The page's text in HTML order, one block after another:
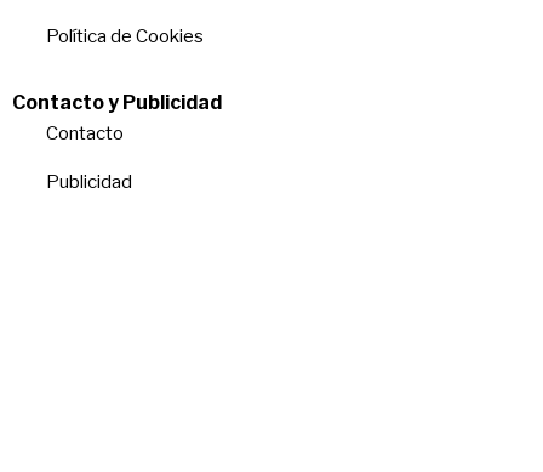
Política de Cookies
Contacto y Publicidad
Contacto
Publicidad